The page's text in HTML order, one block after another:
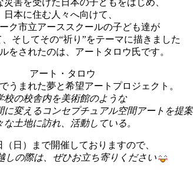
日本に住む人々へ向けて、
ク市立アーススクールの子ども達が
、そしてその“祈り”をテーマに描きました
をされたのは、アートタロウ氏です。
アート・タロウ
うまれた夢と希望アートプロジェクト。
校の校舎内を美術館のような
に変えるコンセプチュアル空間アートを提
な土地に訪れ、活動している。
（日）まで開催しておりますので、
しの際は、ぜひお立ち寄りください